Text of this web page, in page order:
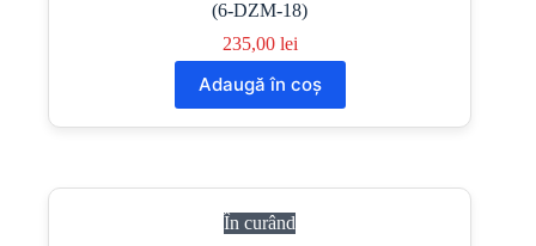
(6-DZM-18)
235,00 lei
Adaugă în coș
În curând